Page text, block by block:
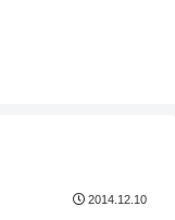
2014.12.10